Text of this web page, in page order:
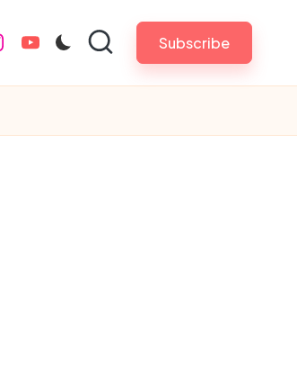
youtube.com Subscribe